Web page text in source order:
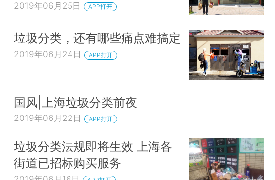
2019年06月25日 APP打开
垃圾分类，还有哪些痛点难搞定
2019年06月24日 APP打开
国风|上海垃圾分类前夜
2019年06月22日 APP打开
垃圾分类法规即将生效 上海各
街道已招标购买服务